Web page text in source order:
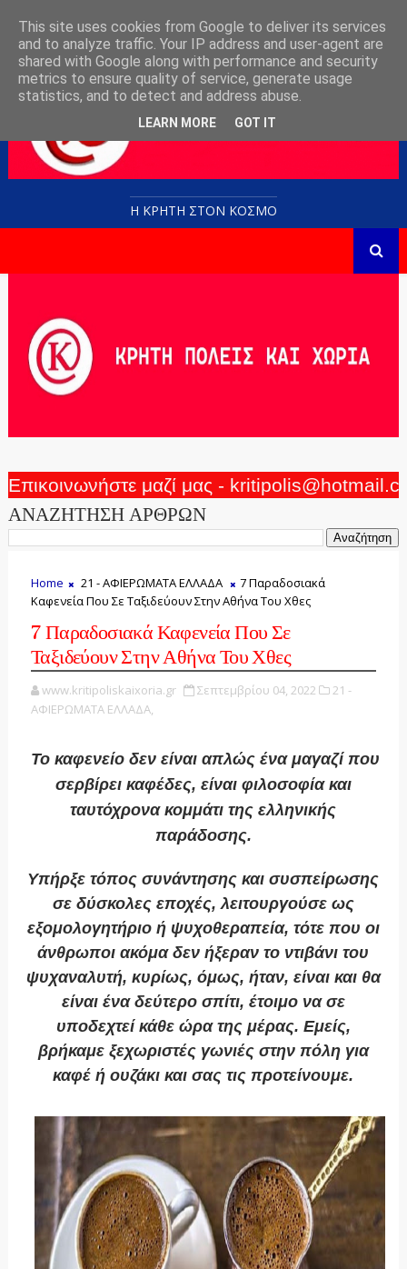
Η ΚΡΗΤΗ ΣΤΟN KOΣΜΟ
Επικοινωνήστε μαζί μας -
ΑΝΑΖΗΤΗΣΗ ΑΡΘΡΩΝ
Home 21 - ΑΦΙΕΡΩΜΑΤΑ ΕΛΛΑΔΑ
7 Παραδοσιακά
Καφενεία Που Σε Ταξιδεύουν Στην Αθήνα Του Χθες
7 Παραδοσιακά Καφενεία Που Σε
Ταξιδεύουν Στην Αθήνα Του Χθες
www.kritipoliskaixoria.gr Σεπτεμβρίου 04, 2022
21 -
ΑΦΙΕΡΩΜΑΤΑ ΕΛΛΑΔΑ,
Το καφενείο δεν είναι απλώς ένα μαγαζί που
σερβίρει καφέδες, είναι φιλοσοφία και
ταυτόχρονα κομμάτι της ελληνικής
παράδοσης.
Υπήρξε τόπος συνάντησης και συσπείρωσης
σε δύσκολες εποχές, λειτουργούσε ως
εξομολογητήριο ή ψυχοθεραπεία, τότε που οι
άνθρωποι ακόμα δεν ήξεραν το ντιβάνι του
ψυχαναλυτή, κυρίως, όμως, ήταν, είναι και θα
είναι ένα δεύτερο σπίτι, έτοιμο να σε
υποδεχτεί κάθε ώρα της μέρας. Εμείς,
βρήκαμε ξεχωριστές γωνιές στην πόλη για
καφέ ή ουζάκι και σας τις προτείνουμε.
This site uses cookies from Google to deliver its services
and to analyze traffic. Your IP address and user-agent are
shared with Google along with performance and security
metrics to ensure quality of service, generate usage
statistics, and to detect and address abuse.
LEARN MORE GOT IT